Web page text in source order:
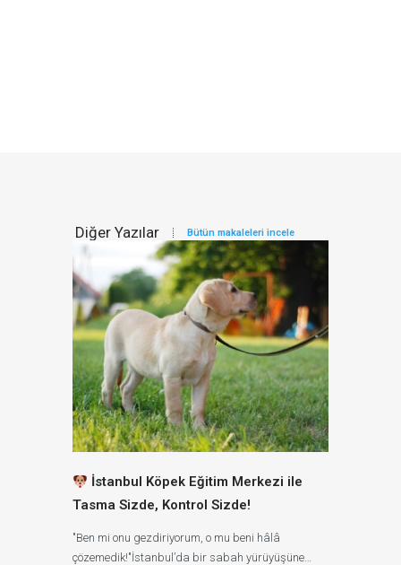
Diğer Yazılar Bütün makaleleri incele
İstanbul Köpek Eğitim Merkezi ile
Tasma Sizde, Kontrol Sizde!
"Ben mi onu gezdiriyorum, o mu beni hâlâ
çözemedik!"İstanbul’da bir sabah yürüyüşüne…